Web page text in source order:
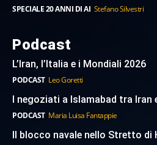
SPECIALE 20 ANNI DI AI Stefano Silvestri
Podcast
L’Iran, l’Italia e i Mondiali 2026
PODCAST Leo Goretti
I negoziati a Islamabad tra
PODCAST Maria Luisa Fantappie
Il blocco navale nello Stretto di